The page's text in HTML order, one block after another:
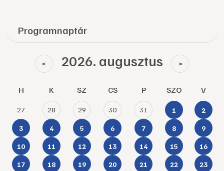
Programnaptár
< 2026. augusztus >
H K SZ CS P SZO V
27 28 29 30 31 1 2
3 4 5 6 7 8 9
10 11 12 13 14 15 16
17 18 19 20 21 22 23